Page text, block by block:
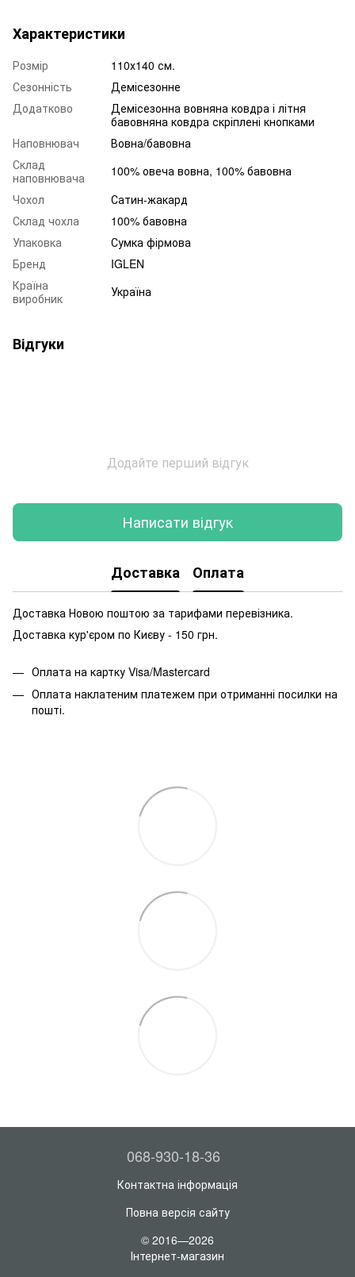
Характеристики
Розмір
110х140 см.
Сезонність
Демісезонне
Додатково
Демісезонна вовняна ковдра і літня
бавовняна ковдра скріплені кнопками
Наповнювач
Вовна/бавовна
Склад
наповнювача
100% овеча вовна, 100% бавовна
Чохол
Сатин-жакард
Склад чохла
100% бавовна
Упаковка
Сумка фірмова
Бренд
IGLEN
Країна
виробник
Україна
Відгуки
Додайте перший відгук
Написати відгук
Доставка Оплата
Доставка Новою поштою за тарифами перевізника.
Доставка кур'єром по Києву - 150 грн.
Оплата на картку Visa/Mastercard
Оплата наклатеним платежем при отриманні посилки на
пошті.
068-930-18-36
Контактна інформація
Повна версія сайту
© 2016—2026
Інтернет-магазин